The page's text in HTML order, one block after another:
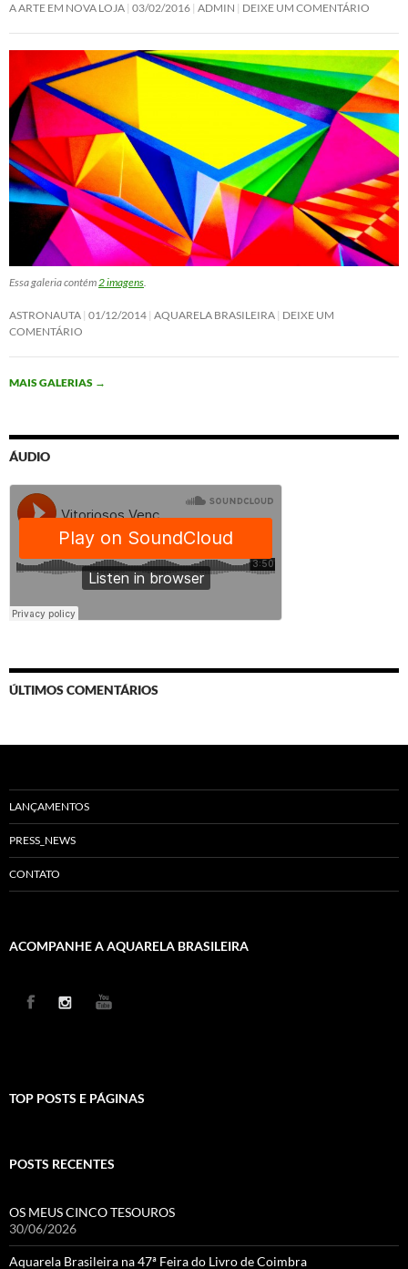
A ARTE EM NOVA LOJA 03/02/2016 ADMIN DEIXE UM COMENTÁRIO
Essa galeria contém 2 imagens
ASTRONAUTA 01/12/2014 AQUARELA BRASILEIRA DEIXE UM
COMENTÁRIO
MAIS GALERIAS →
ÁUDIO
ÚLTIMOS COMENTÁRIOS
LANÇAMENTOS
PRESS_NEWS
CONTATO
ACOMPANHE A AQUARELA BRASILEIRA
TOP POSTS E PÁGINAS
POSTS RECENTES
OS MEUS CINCO TESOUROS
30/06/2026
Aquarela Brasileira na 47ª Feira do Livro de Coimbra